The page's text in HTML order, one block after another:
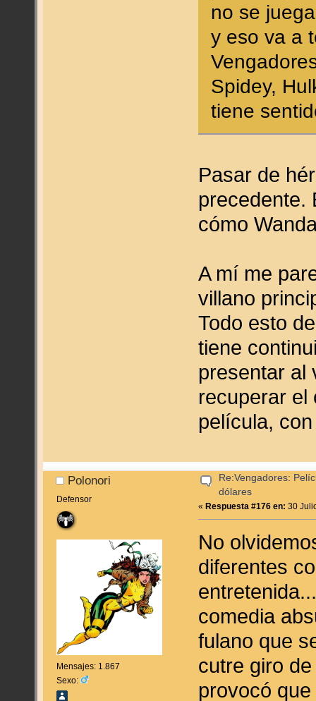
no se
y eso va a
Spidey,
tiene
Pasar de
precedente.
cómo
A mí me
villano
Todo esto
tiene
presentar al
recuperar el
película,
Polonori
Defensor
Mensajes: 1.867
Sexo:
Re:Vengadores:
dólares
«Respuesta #176 en: 30
No
diferentes
comedia
fulano que
cutre giro
provocó